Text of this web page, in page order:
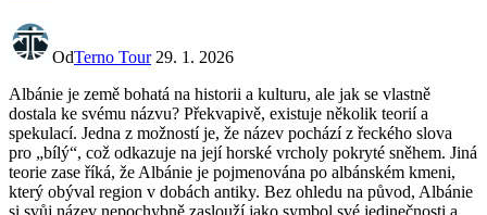
OdTerno Tour 29. 1. 2026
Albánie je země bohatá na historii a kulturu, ale jak se vlastně
dostala ke svému názvu? Překvapivě, existuje několik teorií a
spekulací. Jedna z možností je, že název pochází z řeckého slova
pro „bílý“, což odkazuje na její horské vrcholy pokryté sněhem. Jiná
teorie zase říká, že Albánie je pojmenována po albánském kmeni,
který obýval region v dobách antiky. Bez ohledu na původ, Albánie